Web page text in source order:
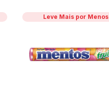
Leve Mais por Menos